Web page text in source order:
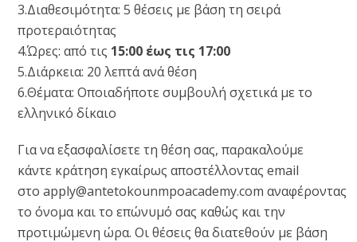
3.Διαθεσιμότητα: 5 θέσεις με βάση τη σειρά
προτεραιότητας
4.Ώρες: από τις 15:00 έως τις 17:00
5.Διάρκεια: 20 λεπτά ανά θέση
6.Θέματα: Οποιαδήποτε συμβουλή σχετικά με το
ελληνικό δίκαιο
Για να εξασφαλίσετε τη θέση σας, παρακαλούμε
κάντε κράτηση εγκαίρως αποστέλλοντας email
στοapply@antetokounmpoacademy.com αναφέροντας
το όνομα και το επώνυμό σας καθώς και την
προτιμώμενη ώρα. Οι θέσεις θα διατεθούν με βάση